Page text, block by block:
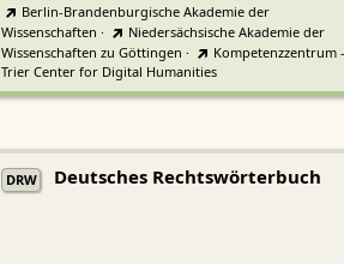
Berlin-Brandenburgische Akademie der
Wissenschaften ·
Niedersächsische Akademie der
Wissenschaften zu Göttingen ·
Kompetenzzentrum -
Trier Center for Digital Humanities
DRW Deutsches Rechtswörterbuch